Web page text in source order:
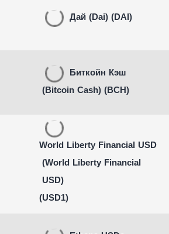
Дай (Dai) (DAI)
Биткойн Кэш
(Bitcoin Cash) (BCH)
World Liberty Financial USD
(World Liberty Financial
USD)
(USD1)